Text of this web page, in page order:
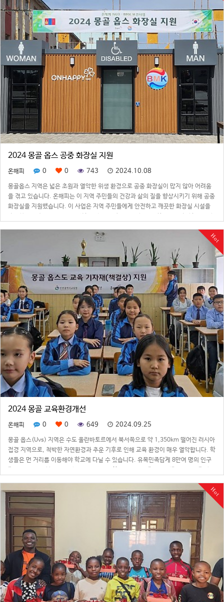
2024 몽골 옵스 공중 화장실 지원
온해피 0 0 743 2024.10.08
몽골옵스 지역은 넓은 초원과 열악한 위생 환경으로 공중 화장실이 많지 않아 어려움
을 겪고 있습니다. 온해피는 이 지역 주민들의 건강과 삶의 질을 향상시키기 위해 공중
화장실을 지원했습니다. 이 사업은 지역 주민들에게 안전하고 깨끗한 화장실 시설을
Hot
2024 몽골 교육환경개선
온해피 0 0 649 2024.09.25
몽골 옵스(Uvs) 지역은 수도 울란바토르에서 북서쪽으로 약 1,350km 떨어진 러시아
접경 지역으로, 척박한 자연환경과 추운 기후로 인해 교육 환경이 매우 열악합니다. 학
생들은 먼 거리를 이동해야 학교에 다닐 수 있습니다. 유목민족답게 8만여 명의 인구
Hot